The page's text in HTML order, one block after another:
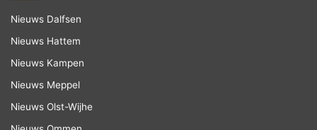
Nieuws Dalfsen
Nieuws Hattem
Nieuws Kampen
Nieuws Meppel
Nieuws Olst-Wijhe